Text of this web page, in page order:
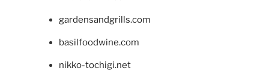
gardensandgrills.com
basilfoodwine.com
nikko-tochigi.net